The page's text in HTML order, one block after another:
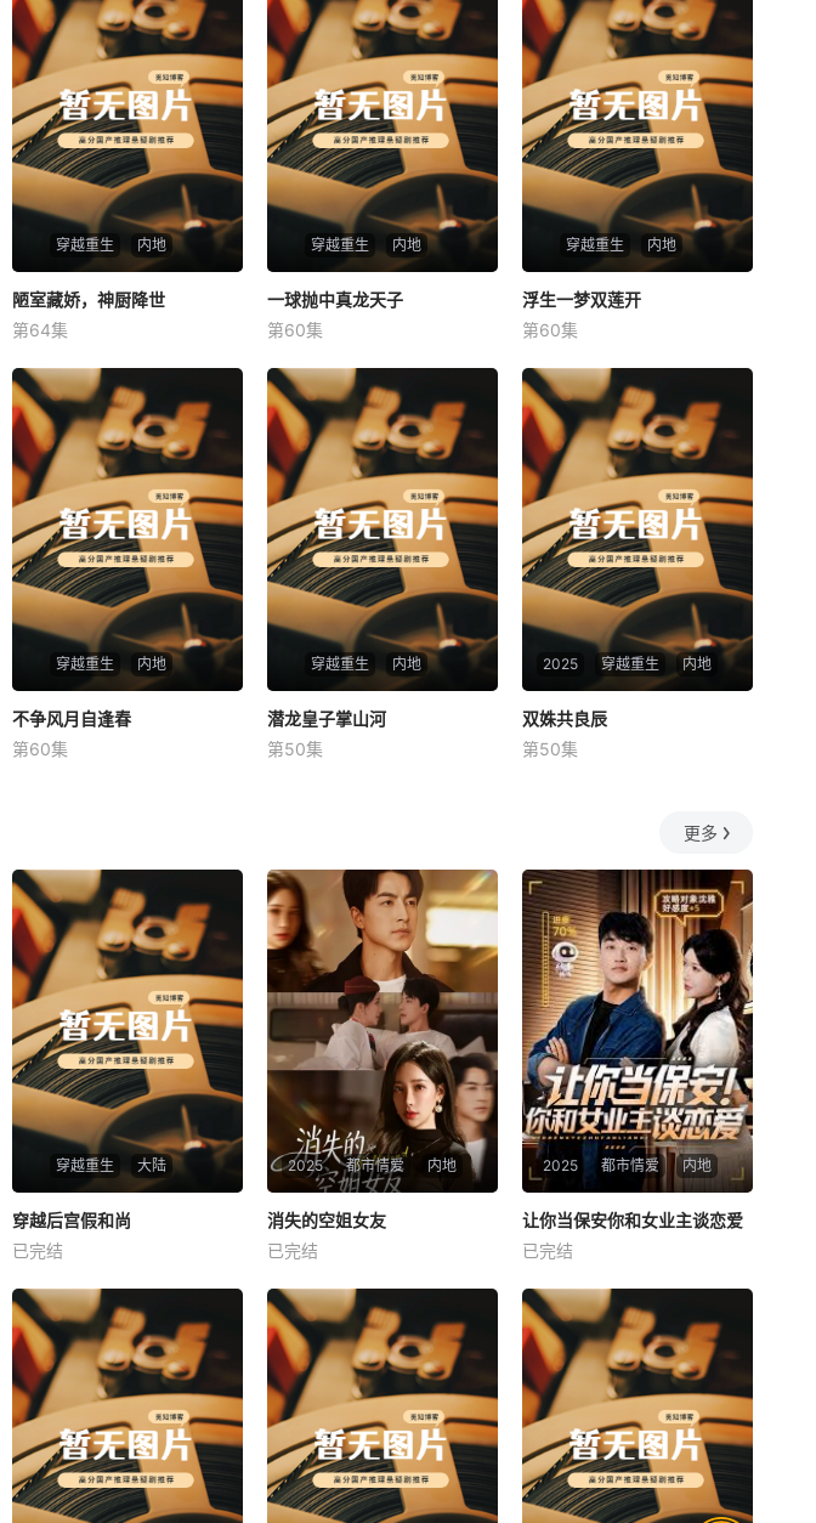
穿越重生 内地
陋室藏娇，神厨降世
未知
陋室藏娇，神厨降世
第64集
穿越重生 内地
一球抛中真龙天子
未知
一球抛中真龙天子
第60集
穿越重生 内地
浮生一梦双莲开
未知
浮生一梦双莲开
第60集
穿越重生 内地
不争风月自逢春
未知
不争风月自逢春
第60集
穿越重生 内地
潜龙皇子掌山河
未知
潜龙皇子掌山河
第50集
2025 穿越重生 内地
双姝共良辰
未知
双姝共良辰
第50集
更多
穿越重生 大陆
穿越后宫假和尚
未知
穿越后宫假和尚
已完结
2025 都市情爱 内地
消失的空姐女友
未知
消失的空姐女友
已完结
2025 都市情爱 内地
未知
让你当保安你和女业主谈恋爱
已完结